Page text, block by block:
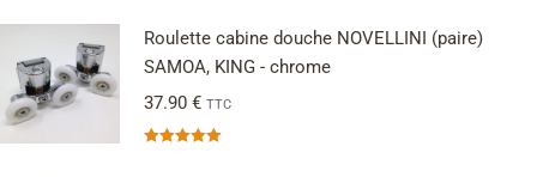
Roulette cabine douche NOVELLINI (paire)
SAMOA, KING - chrome
37.90 € TTC